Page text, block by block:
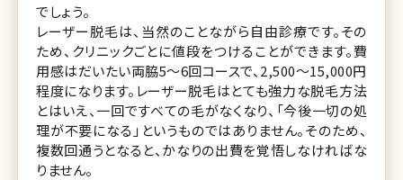
でしょう。
レーザー脱毛は、当然のことながら自由診療です。その
ため、クリニックごとに値段をつけることができます。費
用感はだいたい両脇5〜6回コースで、2,500〜15,000円
程度になります。レーザー脱毛はとても強力な脱毛方法
とはいえ、一回ですべての毛がなくなり、「今後一切の処
理が不要になる」というものではありません。そのため、
複数回通うとなると、かなりの出費を覚悟しなければな
りません。